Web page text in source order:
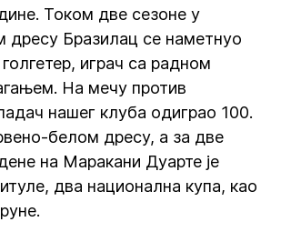
Током две сезоне у
дресу Бразилац се наметнуо
играч са радном
На мечу против
нашег клуба одиграо 100.
белом дресу, а за две
на Маракани Дуарте је
два национална купа, као